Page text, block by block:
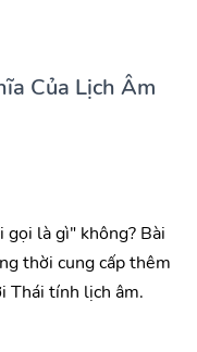
Của Lịch Âm
gọi là gì" không? Bài
thời cung cấp thêm
Thái tính lịch âm.